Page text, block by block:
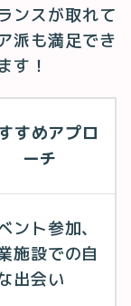
ンスが取れて
派も満足でき
す！
すめアプロ
ーチ
ント参加、
施設での自
出会い